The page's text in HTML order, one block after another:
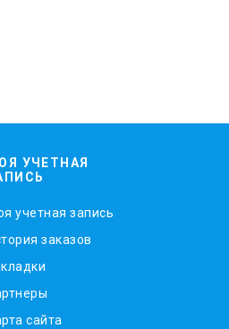
УЧЕТНАЯ
учетная запись
заказов
сайта